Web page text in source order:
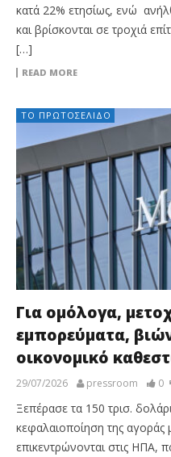
κατά 22% ετησίως, ενώ
και βρίσκονται σε τροχιά
[…]
READ MORE
ΤΟ ΠΡΩΤΟΣΈΛΙΔΟ
Για ομόλογα,
εμπορεύματα,
οικονομικό
29/07/2026 pressroom 0
Ξεπέρασε τα 150 τρισ.
κεφαλαιοποίηση της
επικεντρώνονται στις